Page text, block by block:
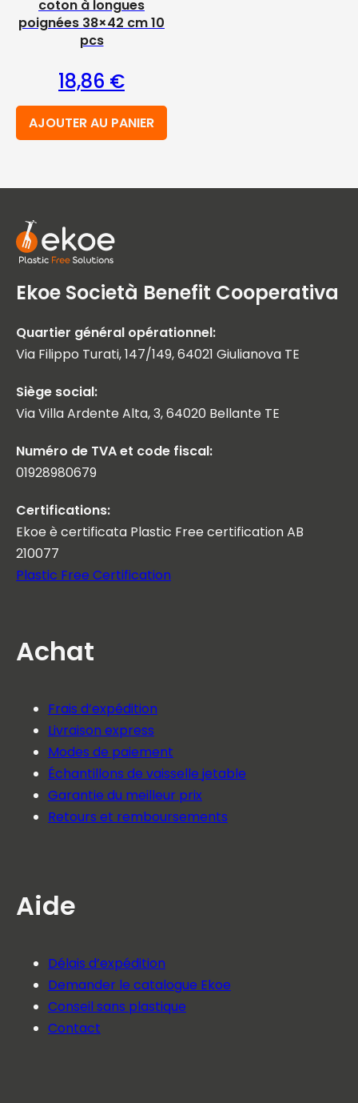
coton à longues
poignées 38×42 cm 10
pcs
18,86 €
AJOUTER AU PANIER
Ekoe Società Benefit Cooperativa
Quartier général opérationnel:
Via Filippo Turati, 147/149, 64021 Giulianova TE
Siège social:
Via Villa Ardente Alta, 3, 64020 Bellante TE
Numéro de TVA et code fiscal:
01928980679
Certifications:
Ekoe è certificata Plastic Free certification AB
210077
Plastic Free Certification
Achat
Frais d’expédition
Livraison express
Modes de paiement
Échantillons de vaisselle jetable
Garantie du meilleur prix
Retours et remboursements
Aide
Délais d’expédition
Demander le catalogue Ekoe
Conseil sans plastique
Contact